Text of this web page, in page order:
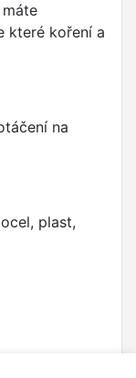
které koření a
na
plast,